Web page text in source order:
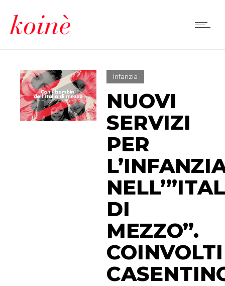
Infanzia
NUOVI
SERVIZI
PER
DI
MEZZO”.
COINVOLTI